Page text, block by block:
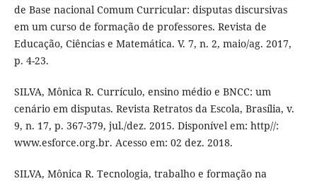
de Base nacional Comum Curricular: disputas discursivas
em um curso de formação de professores. Revista de
Educação, Ciências e Matemática. V. 7, n. 2, maio/ag. 2017,
p. 4-23.
SILVA, Mônica R. Currículo, ensino médio e BNCC: um
cenário em disputas. Revista Retratos da Escola, Brasília, v.
9, n. 17, p. 367-379, jul./dez. 2015. Disponível em: http//:
www.esforce.org.br. Acesso em: 02 dez. 2018.
SILVA, Mônica R. Tecnologia, trabalho e formação na